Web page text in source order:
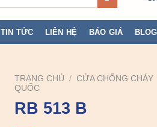
TIN TỨC LIÊN HỆ BÁO GIÁ
TRANG CHỦ / CỬA CHỐNG CHÁY
QUỐC
RB 513 B